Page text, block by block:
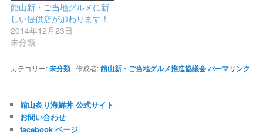
館山新・ご当地グルメに新
しい提供店が加わります！
2014年12月23日
未分類
カテゴリー:未分類作成者:館山新・ご当地グルメ推進協議会パーマリンク
館山炙り海鮮丼 公式サイト
お問い合わせ
facebook ページ